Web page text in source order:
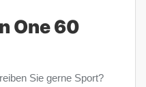
One 60
Sie gerne Sport?